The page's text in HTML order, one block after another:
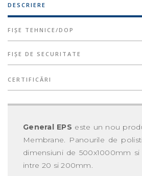
DESCRIERE
FIȘE TEHNICE/DOP
FIȘE DE SECURITATE
CERTIFICĂRI
General EPS este un nou
Membrane. Panourile de
dimensiuni de 500x1000mm
intre 20 si 200mm.